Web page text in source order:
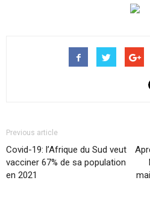
Previous article
Covid-19: l’Afrique du Sud veut
vacciner 67% de sa population
en 2021